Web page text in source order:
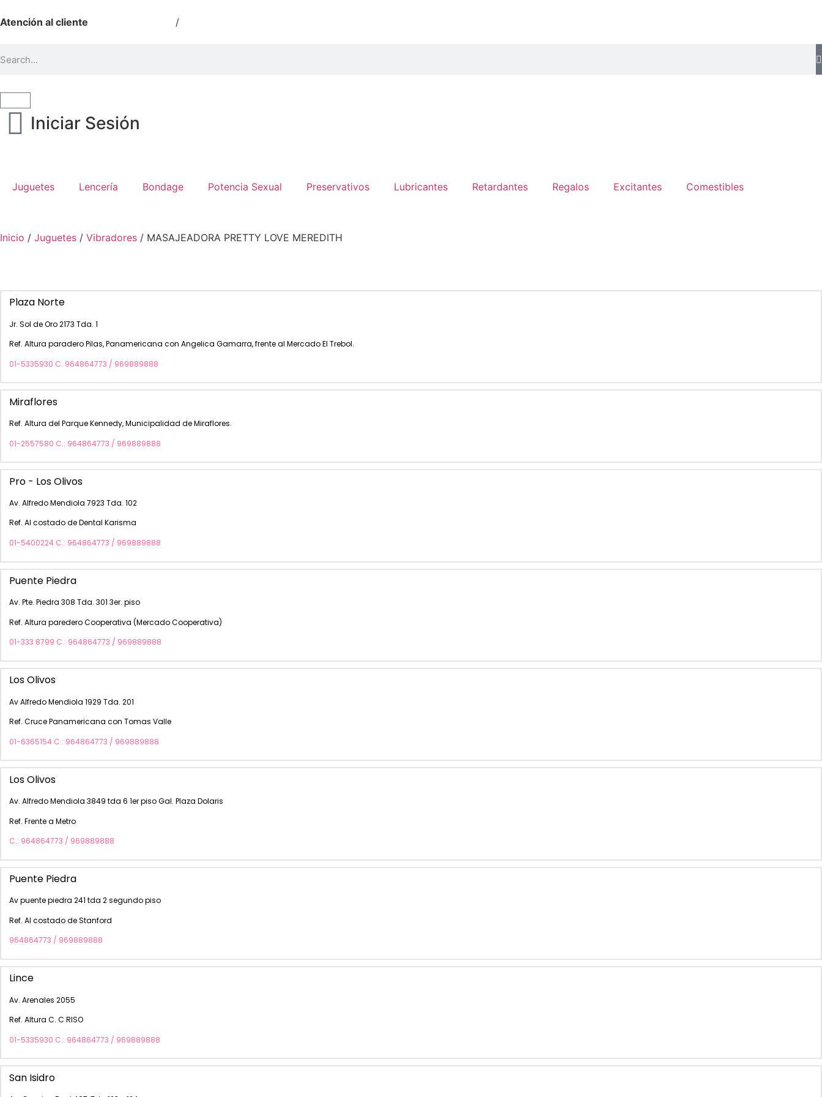
Atención al cliente /
Iniciar Sesión
Juguetes Lencería Bondage Potencia Sexual Preservativos Lubricantes Retardantes Regalos Excitantes Comestibles
Inicio / Juguetes / Vibradores / MASAJEADORA PRETTY LOVE MEREDITH
Plaza Norte
Jr. Sol de Oro 2173 Tda. 1
Ref. Altura paradero Pilas, Panamericana con Angelica Gamarra, frente al Mercado El Trebol.
01-5335930 C. 964864773 / 969889888
Miraflores
Ref. Altura del Parque Kennedy, Municipalidad de Miraflores.
01-2557580 C.: 964864773 / 969889888
Pro - Los Olivos
Av. Alfredo Mendiola 7923 Tda. 102
Ref. Al costado de Dental Karisma
01-5400224 C.: 964864773 / 969889888
Puente Piedra
Av. Pte. Piedra 308 Tda. 301 3er. piso
Ref. Altura paredero Cooperativa (Mercado Cooperativa)
01-333 8799 C.: 964864773 / 969889888
Los Olivos
Av Alfredo Mendiola 1929 Tda. 201
Ref. Cruce Panamericana con Tomas Valle
01-6365154 C.: 964864773 / 969889888
Los Olivos
Av. Alfredo Mendiola 3849 tda 6 1er piso Gal. Plaza Dolaris
Ref. Frente a Metro
C.: 964864773 / 969889888
Puente Piedra
Av puente piedra 241 tda 2 segundo piso
Ref. Al costado de Stanford
964864773 / 969889888
Lince
Av. Arenales 2055
Ref. Altura C. C RISO
01-5335930 C.: 964864773 / 969889888
San Isidro